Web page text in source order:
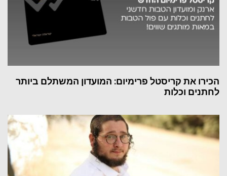
הכירו את קריסטל פרימיום: המועדון המשתלם ביותר
לחתנים וכלות